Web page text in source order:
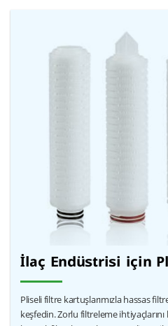
İlaç Endüstrisi için
Pliseli filtre kartuşlarımızla hassas
keşfedin. Zorlu filtreleme